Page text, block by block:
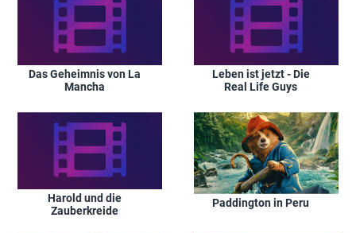
Das Geheimnis von La
Mancha
Leben ist jetzt - Die
Real Life Guys
Harold und die
Zauberkreide
Paddington in Peru